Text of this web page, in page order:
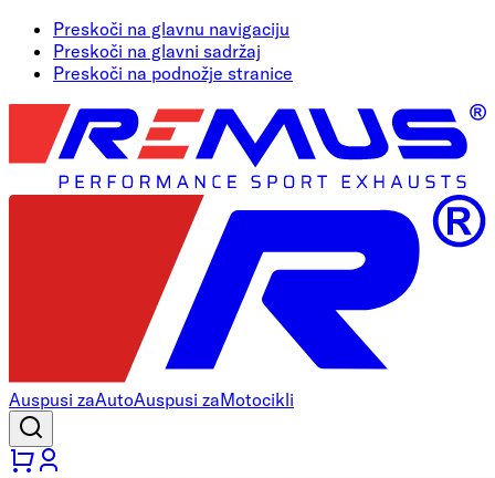
Preskoči na glavnu navigaciju
Preskoči na glavni sadržaj
Preskoči na podnožje stranice
Auspusi zaAutoAuspusi zaMotocikli